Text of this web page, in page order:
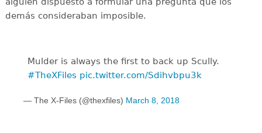
demás consideraban imposible.
Mulder is always the first to back up Scully.
#TheXFiles pic.twitter.com/Sdihvbpu3k
— The X-Files (@thexfiles) March 8, 2018